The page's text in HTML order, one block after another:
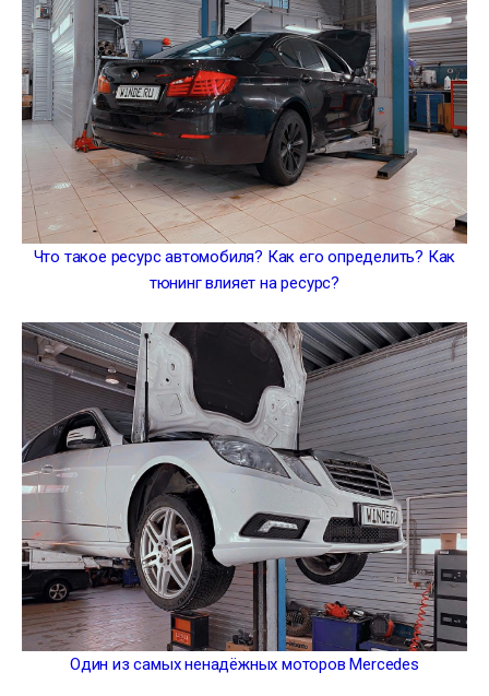
Что такое ресурс автомобиля? Как его определить? Как
тюнинг влияет на ресурс?
Один из самых ненадёжных моторов Mercedes